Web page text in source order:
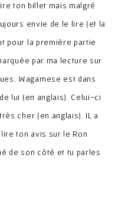
ton billet mais malgré
envie de le lire (et la
pour la première partie
par ma lecture sur
Wagamese est dans
lui (en anglais). Celui-ci
cher (en anglais). IL a
ton avis sur le Ron
de son côté et tu parles